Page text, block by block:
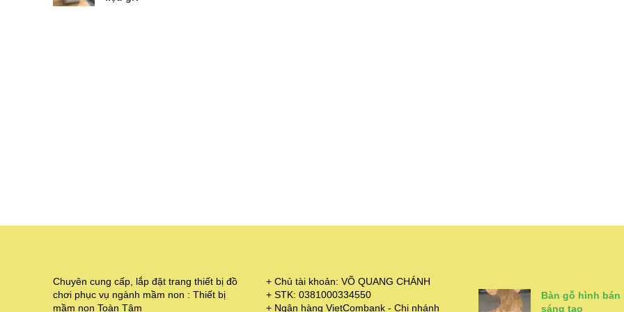
Chuyên cung cấp, lắp đặt trang thiết bị đồ
chơi phục vụ ngành mầm non : Thiết bị
mầm non Toàn Tâm
+ Chủ tài khoản: VÕ QUANG CHÁNH
+ STK: 0381000334550
+ Ngân hàng VietCombank - Chi nhánh
Bàn gỗ hình bán
sáng tạo